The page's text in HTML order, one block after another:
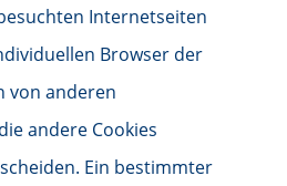
Internetseiten
Browser der
von anderen
andere Cookies
Ein bestimmter